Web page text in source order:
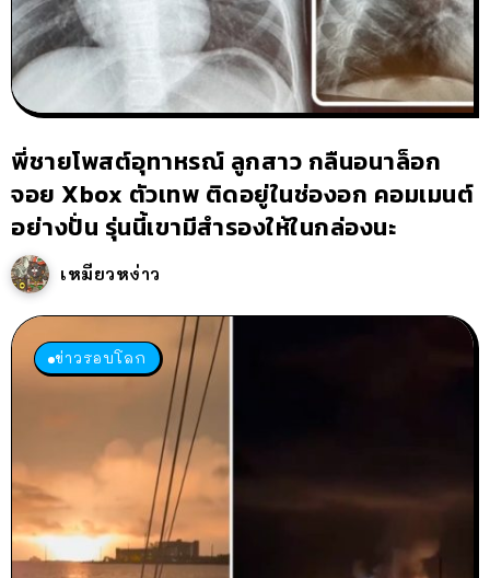
พี่ชายโพสต์อุทาหรณ์ ลูกสาว กลืนอนาล็อก
จอย Xbox ตัวเทพ ติดอยู่ในช่องอก คอมเมนต์
อย่างปั่น รุ่นนี้เขามีสำรองให้ในกล่องนะ
เหมียวหง่าว
ข่าวรอบโลก